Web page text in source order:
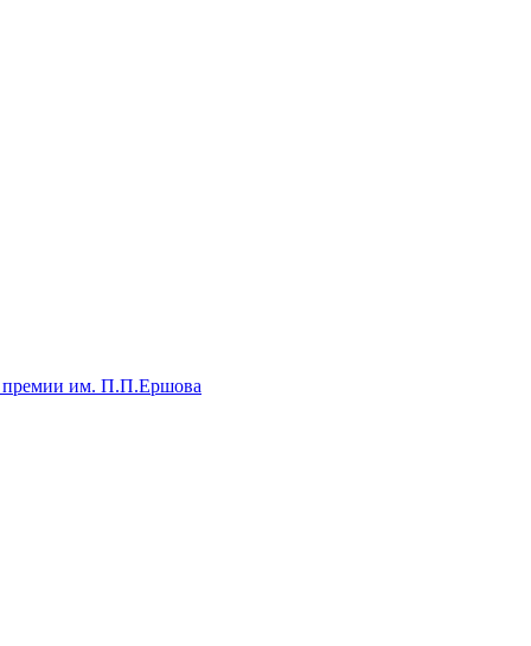
премии им. П.П.Ершова